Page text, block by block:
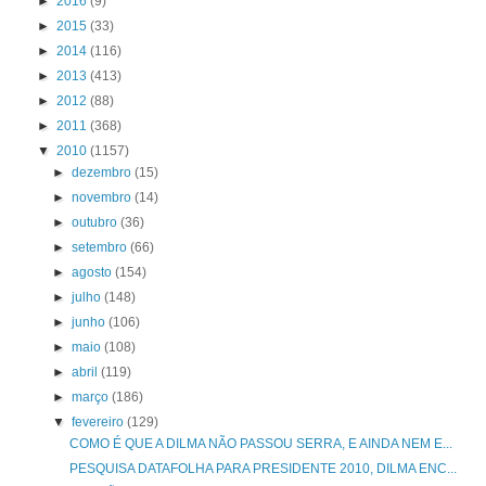
► 2015 (33)
► 2014 (116)
► 2013 (413)
► 2012 (88)
► 2011 (368)
▼ 2010 (1157)
►dezembro(15)
►novembro(14)
►outubro(36)
►setembro(66)
►agosto(154)
►julho(148)
►junho(106)
►maio(108)
►abril(119)
►março(186)
▼fevereiro(129)
COMO É QUE A DILMA NÃO PASSOU SERRA, E AINDA NEM E...
PESQUISA DATAFOLHA PARA PRESIDENTE 2010, DILMA ENC...